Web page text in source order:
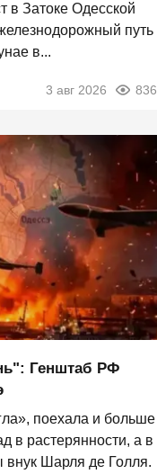
в Затоке Одесской
путь
в...
3 авг 2026 836
Генштаб РФ
поехала и больше
в растерянности, а в
внук Шарля де Голля.